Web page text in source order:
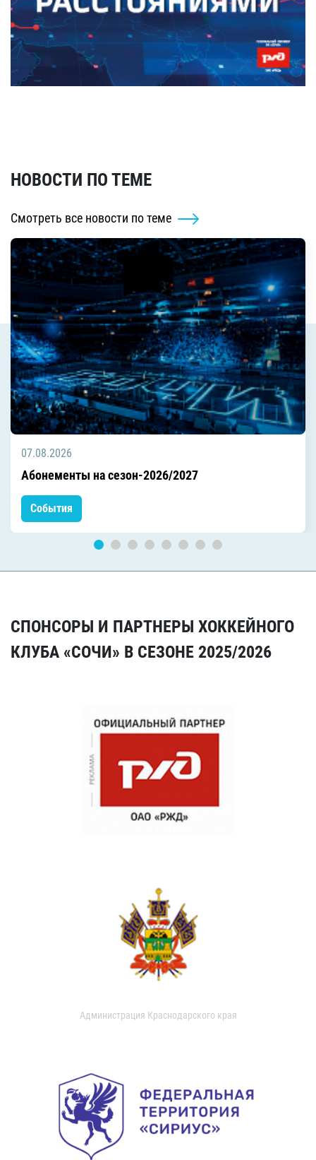
НОВОСТИ ПО ТЕМЕ
Смотреть все новости по теме
07.08.2026
Абонементы на сезон-2026/2027
События
СПОНСОРЫ И ПАРТНЕРЫ ХОККЕЙНОГО
КЛУБА «СОЧИ» В СЕЗОНЕ 2025/2026
Администрация Краснодарского края